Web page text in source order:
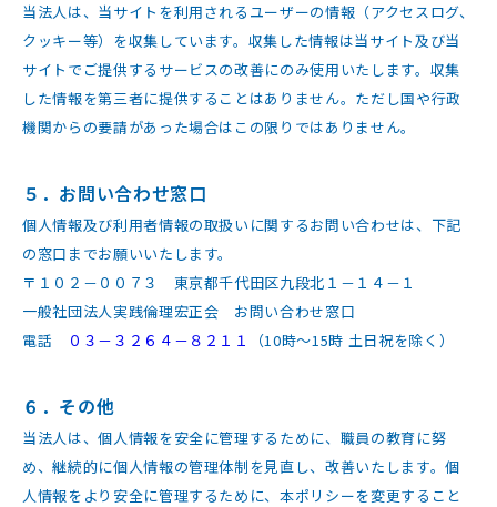
当法人は、当サイトを利用されるユーザーの情報（アクセスログ、
クッキー等）を収集しています。収集した情報は当サイト及び当
サイトでご提供するサービスの改善にのみ使用いたします。収集
した情報を第三者に提供することはありません。ただし国や行政
機関からの要請があった場合はこの限りではありません。
５．お問い合わせ窓口
個人情報及び利用者情報の取扱いに関するお問い合わせは、下記
の窓口までお願いいたします。
〒１０２－００７３ 東京都千代田区九段北１－１４－１
一般社団法人実践倫理宏正会 お問い合わせ窓口
電話
０３－３２６４－８２１１ （10時〜15時 土日祝を除く）
６．その他
当法人は、個人情報を安全に管理するために、職員の教育に努
め、継続的に個人情報の管理体制を見直し、改善いたします。個
人情報をより安全に管理するために、本ポリシーを変更すること